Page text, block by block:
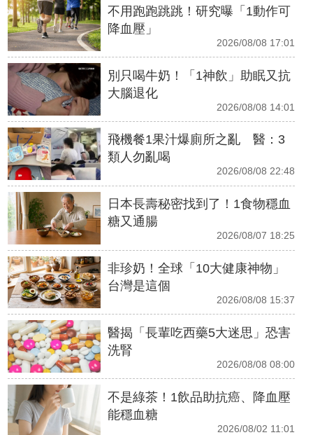
不用跑跑跳跳！研究曝「1動作可
降血壓」
2026/08/08 17:01
別只喝牛奶！「1神飲」助眠又抗
大腦退化
2026/08/08 14:01
飛機餐1果汁爆廁所之亂 醫：3
類人勿亂喝
2026/08/08 22:48
日本長壽秘密找到了！1食物穩血
糖又通腸
2026/08/07 18:25
非珍奶！全球「10大健康神物」
台灣是這個
2026/08/08 15:37
醫揭「長輩吃西藥5大迷思」恐害
洗腎
2026/08/08 08:00
不是綠茶！1飲品助抗癌、降血壓
能穩血糖
2026/08/02 11:01